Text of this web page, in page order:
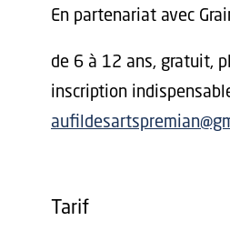
En partenariat avec
de 6 à 12 ans, gratuit,
inscription
Tarif